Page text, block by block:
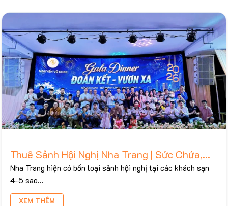
Thuê Sảnh Hội Nghị Nha Trang | Sức Chứa,
Bảng Giá Tham Khảo 2026
Nha Trang hiện có bốn loại sảnh hội nghị tại các khách sạn
4-5 sao...
XEM THÊM